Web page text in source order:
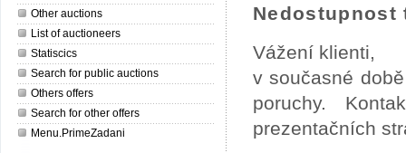
Other auctions
List of auctioneers
Statiscics
Search for public auctions
Others offers
Search for other offers
Menu.PrimeZadani
Nedostupnost
Vážení klienti,
v současné
poruchy.
prezentačních